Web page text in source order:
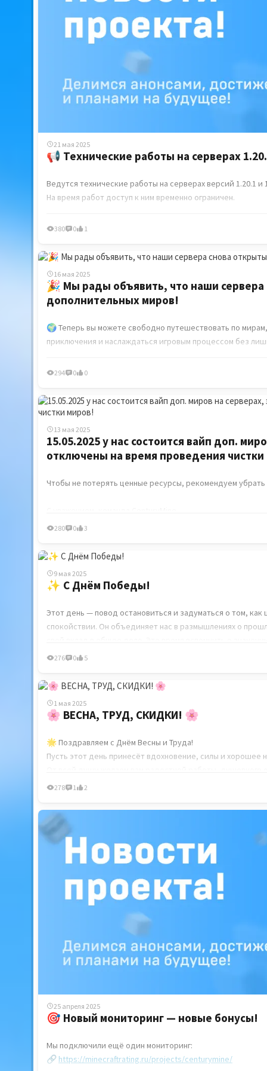
21 мая 2025
📢 Технические работы на серверах
Ведутся технические работы на серверах версий 1.20.1 и
На время работ доступ к ним временно ограничен.
⏳ Просим вас набраться терпения — мы сообщим, как
С уважением, Команда CenturyMine🛡
380 0 1
16 мая 2025
🎉 Мы рады объявить, что наши сервера
дополнительных миров!
🌍 Теперь вы можете свободно путешествовать по
приключения и наслаждаться игровым процессом без
❤ C уважением, команда CenturyMine
294 0 0
13 мая 2025
15.05.2025 у нас состоится вайп доп.
отключены на время проведения
Чтобы не потерять ценные ресурсы, рекомендуем
280 0 3
9 мая 2025
✨ С Днём Победы!
Этот день — повод остановиться и задуматься о том,
спокойствии. Он объединяет нас в размышлениях о
Сегодня мы можем напомнить себе о том, как важно
Желаем всем душевного равновесия, сил и веры в
276 0 5
1 мая 2025
🌸 ВЕСНА, ТРУД, СКИДКИ! 🌸
🌟 Поздравляем с Днём Весны и Труда!
Пусть этот день принесёт вдохновение, силы и хорошее
С 1 по 7 мая — скидка 20% на все группы и
Отличная возможность порадовать себя или друзей — не
🛠 Трудитесь с удовольствием — отдыхайте с выгодой!
С праздником, друзья! 💐
278 1 2
25 апреля 2025
🎯 Новый мониторинг — новые бонусы!
Мы подключили ещё один мониторинг:
🔗 https://minecraftrating.ru/projects/centurymine/